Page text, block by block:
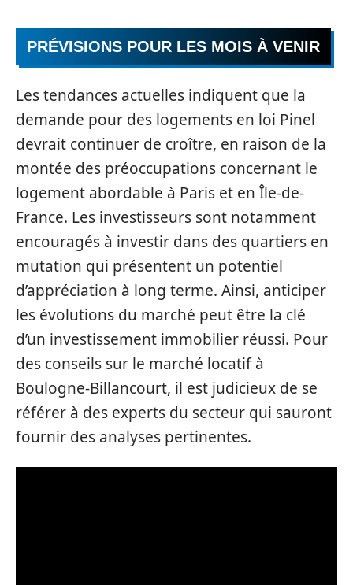
PRÉVISIONS POUR LES MOIS À VENIR
Les tendances actuelles indiquent que la
demande pour des logements en loi Pinel
devrait continuer de croître, en raison de la
montée des préoccupations concernant le
logement abordable à Paris et en Île-de-
France. Les investisseurs sont notamment
encouragés à investir dans des quartiers en
mutation qui présentent un potentiel
d’appréciation à long terme. Ainsi, anticiper
les évolutions du marché peut être la clé
d’un investissement immobilier réussi. Pour
des conseils sur le marché locatif à
Boulogne-Billancourt, il est judicieux de se
référer à des experts du secteur qui sauront
fournir des analyses pertinentes.